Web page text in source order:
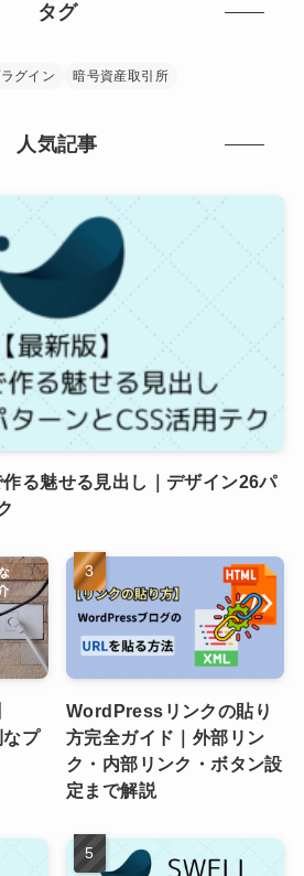
タグ
グイン 暗号資産取引所
人気記事
作る魅せる見出し｜デザイン26パ
プ
WordPressリンクの貼り
方完全ガイド｜外部リン
ク・内部リンク・ボタン設
定まで解説